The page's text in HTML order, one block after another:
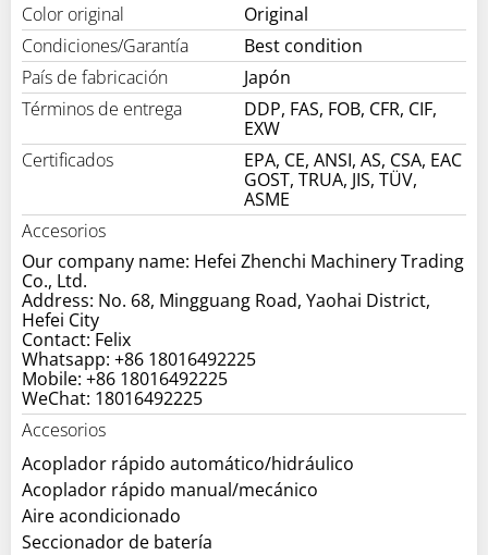
Color original
Original
Condiciones/Garantía
Best condition
País de fabricación
Japón
Términos de entrega
DDP, FAS, FOB, CFR, CIF,
EXW
Certificados
EPA, CE, ANSI, AS, CSA, EAC
GOST, TRUA, JIS, TÜV,
ASME
Accesorios
Our company name: Hefei Zhenchi Machinery Trading
Co., Ltd.
Address: No. 68, Mingguang Road, Yaohai District,
Hefei City
Contact: Felix
Whatsapp: +86 18016492225
Mobile: +86 18016492225
WeChat: 18016492225
Accesorios
Acoplador rápido automático/hidráulico
Acoplador rápido manual/mecánico
Aire acondicionado
Seccionador de batería